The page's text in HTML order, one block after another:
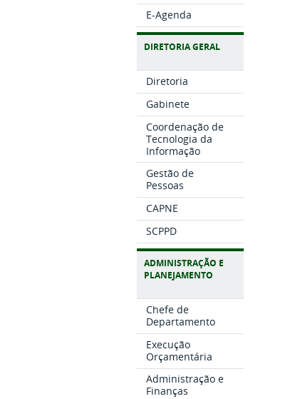
E-Agenda
DIRETORIA GERAL
Diretoria
Gabinete
Coordenação de
Tecnologia da
Informação
Gestão de
Pessoas
CAPNE
SCPPD
ADMINISTRAÇÃO E
PLANEJAMENTO
Chefe de
Departamento
Execução
Orçamentária
Administração e
Finanças